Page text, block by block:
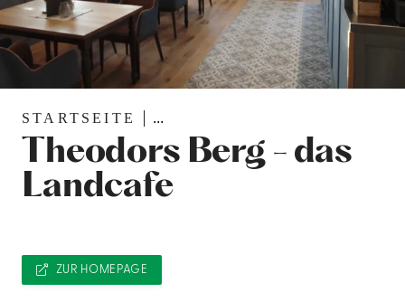
STARTSEITE ...
Theodors Berg - das
Landcafe
ZUR HOMEPAGE